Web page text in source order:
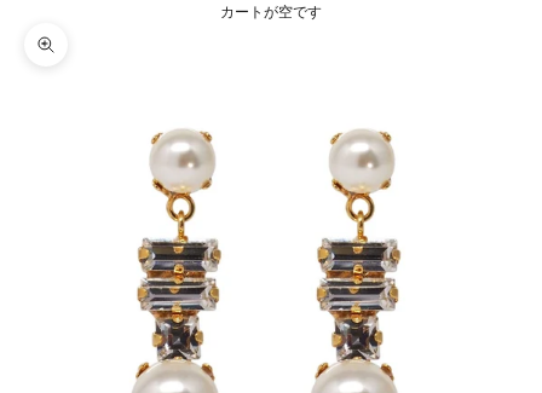
カートが空です
ズームイン